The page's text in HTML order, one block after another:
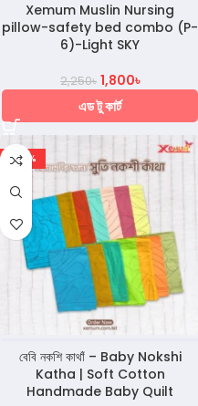
Xemum Muslin Nursing
pillow-safety bed combo (P-
6)-Light SKY
2,250৳ 1,800৳
এড টু কার্ট
-45%
বেবি নকশি কাথাঁ – Baby Nokshi
Katha | Soft Cotton
Handmade Baby Quilt